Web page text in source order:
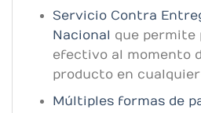
Servicio Contra
Nacional que permite
efectivo al momento
producto en
Múltiples formas de